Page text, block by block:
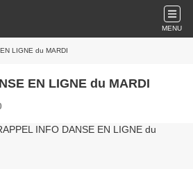
MENU
LIGNE du MARDI
EN LIGNE du MARDI